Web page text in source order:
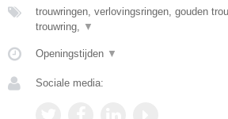
trouwringen, verlovingsringen, gouden
trouwring, ▼
Openingstijden ▼
Sociale media: